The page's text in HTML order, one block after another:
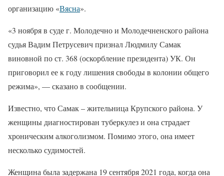
организацию «Вясна».
«3 ноября в суде г. Молодечно и Молодечненского района
судья Вадим Петрусевич признал Людмилу Самак
виновной по ст. 368 (оскорбление президента) УК. Он
приговорил ее к году лишения свободы в колонии общего
режима», — сказано в сообщении.
Известно, что Самак – жительница Крупского района. У
женщины диагностирован туберкулез и она страдает
хроническим алкоголизмом. Помимо этого, она имеет
несколько судимостей.
Женщина была задержана 19 сентября 2021 года, когда она